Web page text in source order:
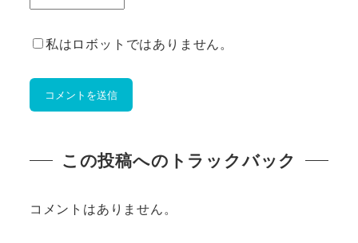
私はロボットではありません。
この投稿へのトラックバック
コメントはありません。